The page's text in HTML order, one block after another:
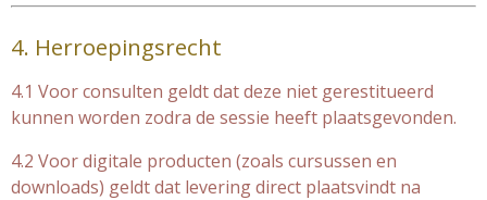
4. Herroepingsrecht
4.1 Voor consulten geldt dat deze niet gerestitueerd
kunnen worden zodra de sessie heeft plaatsgevonden.
4.2 Voor digitale producten (zoals cursussen en
downloads) geldt dat levering direct plaatsvindt na